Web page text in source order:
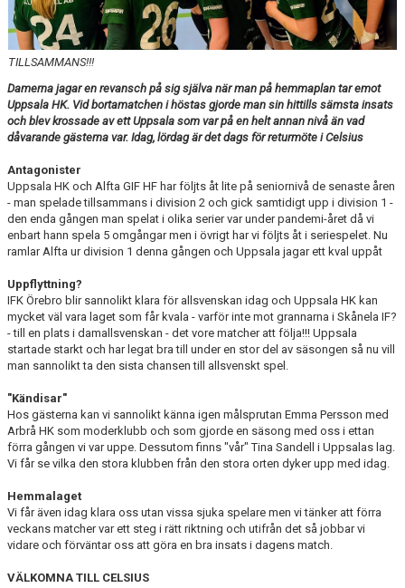
TABELL
TILLSAMMANS!!!
Damerna jagar en revansch på sig själva när man på hemmaplan tar emot
Uppsala HK. Vid bortamatchen i höstas gjorde man sin hittills sämsta insats
och blev krossade av ett Uppsala som var på en helt annan nivå än vad
dåvarande gästerna var. Idag, lördag är det dags för returmöte i Celsius
Antagonister
Uppsala HK och Alfta GIF HF har följts åt lite på seniornivå de senaste åren
- man spelade tillsammans i division 2 och gick samtidigt upp i division 1 -
den enda gången man spelat i olika serier var under pandemi-året då vi
enbart hann spela 5 omgångar men i övrigt har vi följts åt i seriespelet. Nu
ramlar Alfta ur division 1 denna gången och Uppsala jagar ett kval uppåt
Uppflyttning?
IFK Örebro blir sannolikt klara för allsvenskan idag och Uppsala HK kan
mycket väl vara laget som får kvala - varför inte mot grannarna i Skånela IF?
- till en plats i damallsvenskan - det vore matcher att följa!!! Uppsala
startade starkt och har legat bra till under en stor del av säsongen så nu vill
man sannolikt ta den sista chansen till allsvenskt spel.
"Kändisar"
Hos gästerna kan vi sannolikt känna igen målsprutan Emma Persson med
Arbrå HK som moderklubb och som gjorde en säsong med oss i ettan
förra gången vi var uppe. Dessutom finns "vår" Tina Sandell i Uppsalas lag.
Vi får se vilka den stora klubben från den stora orten dyker upp med idag.
Hemmalaget
Vi får även idag klara oss utan vissa sjuka spelare men vi tänker att förra
veckans matcher var ett steg i rätt riktning och utifrån det så jobbar vi
vidare och förväntar oss att göra en bra insats i dagens match.
VÄLKOMNA TILL CELSIUS